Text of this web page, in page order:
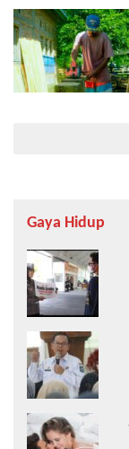
Gaya Hidup